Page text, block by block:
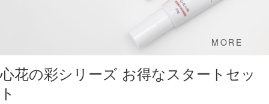
MORE
心花の彩シリーズ お得なスタートセッ
ト